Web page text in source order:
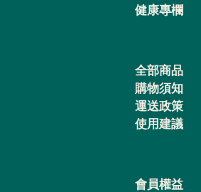
健康專欄
全部商品
購物須知
運送政策
使用建議
會員權益